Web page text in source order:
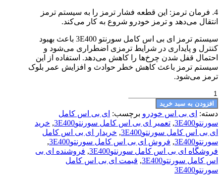
4. فرمان ترمز: این قطعه فشار ترمز را به سیستم ترمز
انتقال می‌دهد و ترمز خودرو شروع به کار می‌کند.
سیستم ترمز ای بی اس کامل سورنتو 3E400 باعث بهبود
کنترل و پایداری در شرایط ترمزی اضطراری می‌شود و
احتمال قفل شدن چرخ‌ها را کاهش می‌دهد. استفاده از این
سیستم ترمز باعث کاهش خطر حوادث و افزایش عمر بلوک
ترمز می‌شود.
ای
بی
اس
کامل
سورنتو3E400
عدد
افزودن به سبد خرید
دسته: ای بی اس خودرو برچسب: ای بی اس کامل
سورنتو3E400
, تعمیر ای بی اس کامل سورنتو3E400 , خرید
ای بی اس کامل سورنتو3E400
, خریدار ای بی اس کامل
سورنتو3E400
, فروش ای بی اس کامل سورنتو3E400
,
فروشگاه ای بی اس کامل سورنتو3E400
, فروشنده ای بی
اس کامل سورنتو3E400
, قیمت ای بی اس کامل
سورنتو3E400